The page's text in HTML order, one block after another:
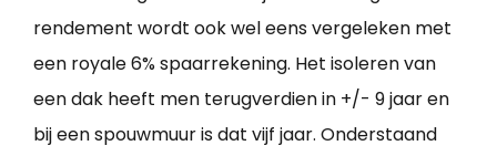
rendement wordt ook wel eens vergeleken met
een royale 6% spaarrekening. Het isoleren van
een dak heeft men terugverdien in +/- 9 jaar en
bij een spouwmuur is dat vijf jaar. Onderstaand